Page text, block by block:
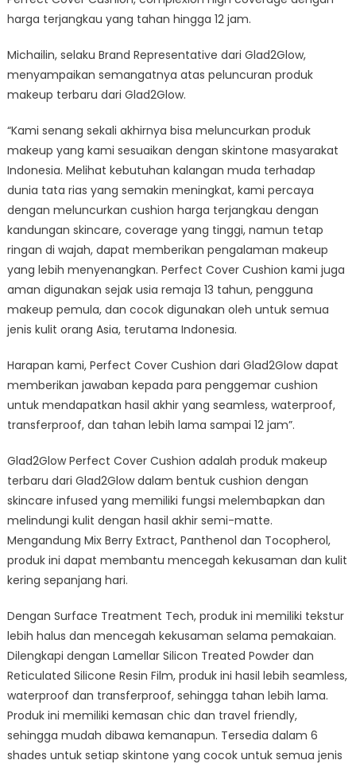
harga terjangkau yang tahan hingga 12 jam.
Michailin, selaku Brand Representative dari Glad2Glow,
menyampaikan semangatnya atas peluncuran produk
makeup terbaru dari Glad2Glow.
“Kami senang sekali akhirnya bisa meluncurkan produk
makeup yang kami sesuaikan dengan skintone masyarakat
Indonesia. Melihat kebutuhan kalangan muda terhadap
dunia tata rias yang semakin meningkat, kami percaya
dengan meluncurkan cushion harga terjangkau dengan
kandungan skincare, coverage yang tinggi, namun tetap
ringan di wajah, dapat memberikan pengalaman makeup
yang lebih menyenangkan. Perfect Cover Cushion kami juga
aman digunakan sejak usia remaja 13 tahun, pengguna
makeup pemula, dan cocok digunakan oleh untuk semua
jenis kulit orang Asia, terutama Indonesia.
Harapan kami, Perfect Cover Cushion dari Glad2Glow dapat
memberikan jawaban kepada para penggemar cushion
untuk mendapatkan hasil akhir yang seamless, waterproof,
transferproof, dan tahan lebih lama sampai 12 jam”.
Glad2Glow Perfect Cover Cushion adalah produk makeup
terbaru dari Glad2Glow dalam bentuk cushion dengan
skincare infused yang memiliki fungsi melembapkan dan
melindungi kulit dengan hasil akhir semi-matte.
Mengandung Mix Berry Extract, Panthenol dan Tocopherol,
produk ini dapat membantu mencegah kekusaman dan kulit
kering sepanjang hari.
Dengan Surface Treatment Tech, produk ini memiliki tekstur
lebih halus dan mencegah kekusaman selama pemakaian.
Dilengkapi dengan Lamellar Silicon Treated Powder dan
Reticulated Silicone Resin Film, produk ini hasil lebih seamless,
waterproof dan transferproof, sehingga tahan lebih lama.
Produk ini memiliki kemasan chic dan travel friendly,
sehingga mudah dibawa kemanapun. Tersedia dalam 6
shades untuk setiap skintone yang cocok untuk semua jenis